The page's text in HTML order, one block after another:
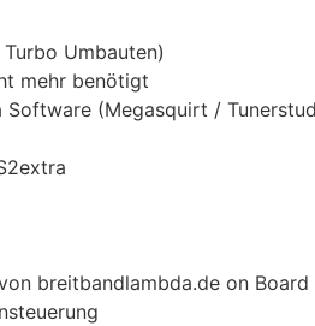
Umbauten)
mehr benötigt
(Megasquirt /
breitbandlambda.de on Board